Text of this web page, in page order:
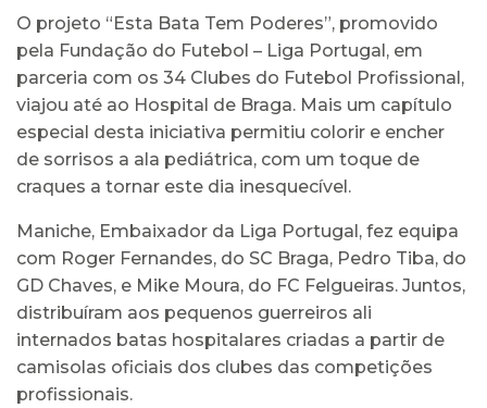
O projeto “Esta Bata Tem Poderes”, promovido
pela Fundação do Futebol – Liga Portugal, em
parceria com os 34 Clubes do Futebol Profissional,
viajou até ao Hospital de Braga. Mais um capítulo
especial desta iniciativa permitiu colorir e encher
de sorrisos a ala pediátrica, com um toque de
craques a tornar este dia inesquecível.
Maniche, Embaixador da Liga Portugal, fez equipa
com Roger Fernandes, do SC Braga, Pedro Tiba, do
GD Chaves, e Mike Moura, do FC Felgueiras. Juntos,
distribuíram aos pequenos guerreiros ali
internados batas hospitalares criadas a partir de
camisolas oficiais dos clubes das competições
profissionais.